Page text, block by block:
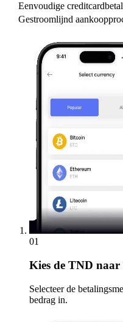
Eenvoudige
Gestroomlijnd
01
Kies de TND
Selecteer de
bedrag in.